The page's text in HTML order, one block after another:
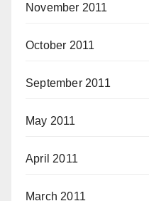
November 2011
October 2011
September 2011
May 2011
April 2011
March 2011